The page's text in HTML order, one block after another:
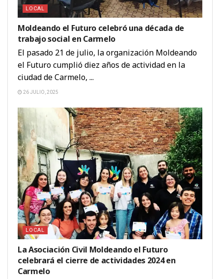
LOCAL
Moldeando el Futuro celebró una década de
trabajo social en Carmelo
El pasado 21 de julio, la organización Moldeando
el Futuro cumplió diez años de actividad en la
ciudad de Carmelo, ...
26 JULIO, 2025
LOCAL
La Asociación Civil Moldeando el Futuro
celebrará el cierre de actividades 2024 en
Carmelo